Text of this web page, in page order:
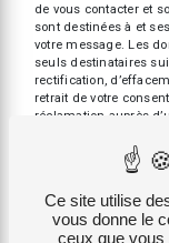
de vous contacter et
sont destinées à et
votre message. Les
seuls destinataires
rectification,
retrait de votre
réclamation auprès
sort de vos données
voie postale à
justificatif d'identité
données pendant la
de prescription
contentieux. Vous
Ce site utilise
vous donne le
ceux que vous